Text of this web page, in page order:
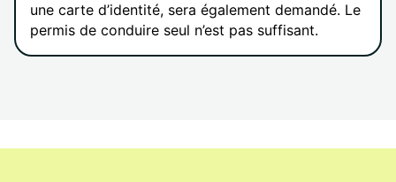
une carte d’identité, sera également demandé. Le
permis de conduire seul n’est pas suffisant.